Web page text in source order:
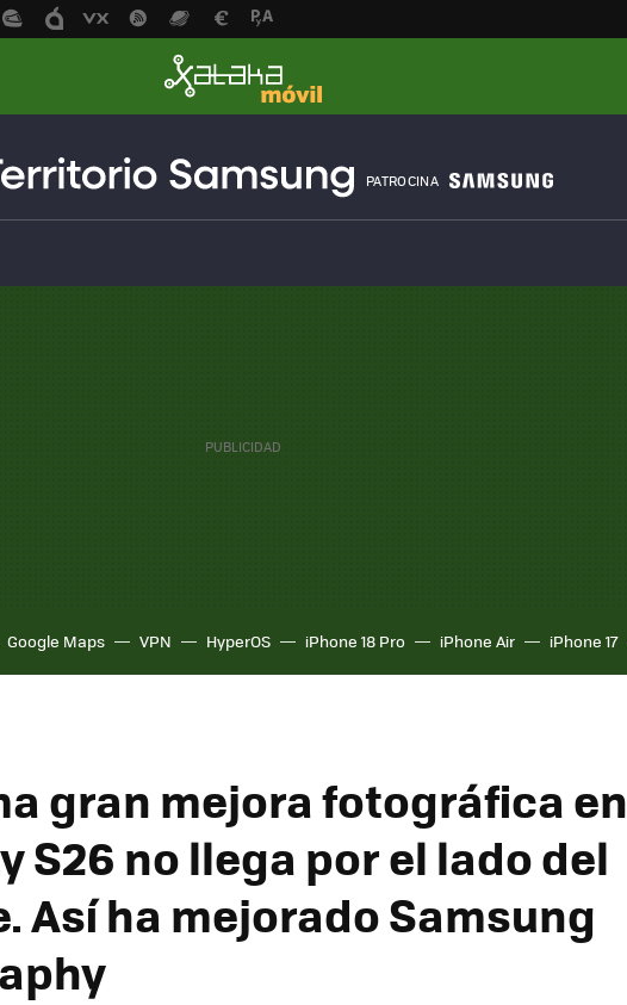
PATROCINA
Google Maps VPN HyperOS iPhone 18 Pro iPhone Air iPhone 17
gran mejora fotográfica en
S26 no llega por el lado del
Así ha mejorado Samsung